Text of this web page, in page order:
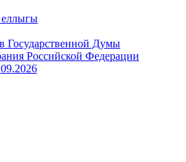
Государственной Думы
Российской Федерации